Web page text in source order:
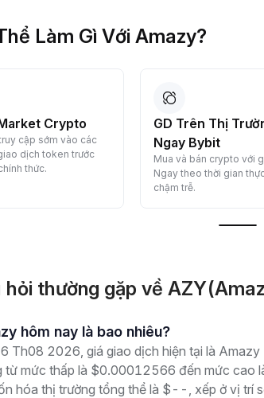
Làm Gì Với Amazy?
Crypto
cập sớm vào các
dịch token trước
thức.
GD Trên Thị
Ngay Bybit
Mua và bán crypto với
Ngay theo thời gian
chậm trễ.
hỏi thường gặp về
hôm nay là bao nhiêu?
Th08 2026, giá giao dịch hiện tại là
từ mức thấp là $0.00012566 đến mức cao
hóa thị trường tổng thể là $--, xếp ở vị trí